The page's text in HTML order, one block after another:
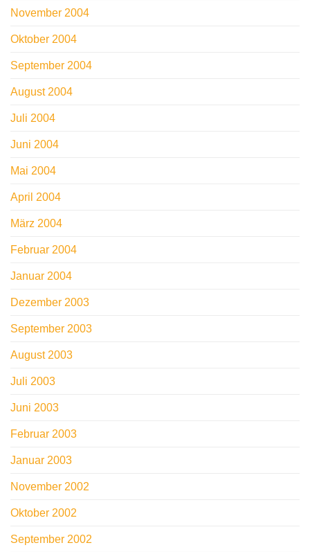
November 2004
Oktober 2004
September 2004
August 2004
Juli 2004
Juni 2004
Mai 2004
April 2004
März 2004
Februar 2004
Januar 2004
Dezember 2003
September 2003
August 2003
Juli 2003
Juni 2003
Februar 2003
Januar 2003
November 2002
Oktober 2002
September 2002